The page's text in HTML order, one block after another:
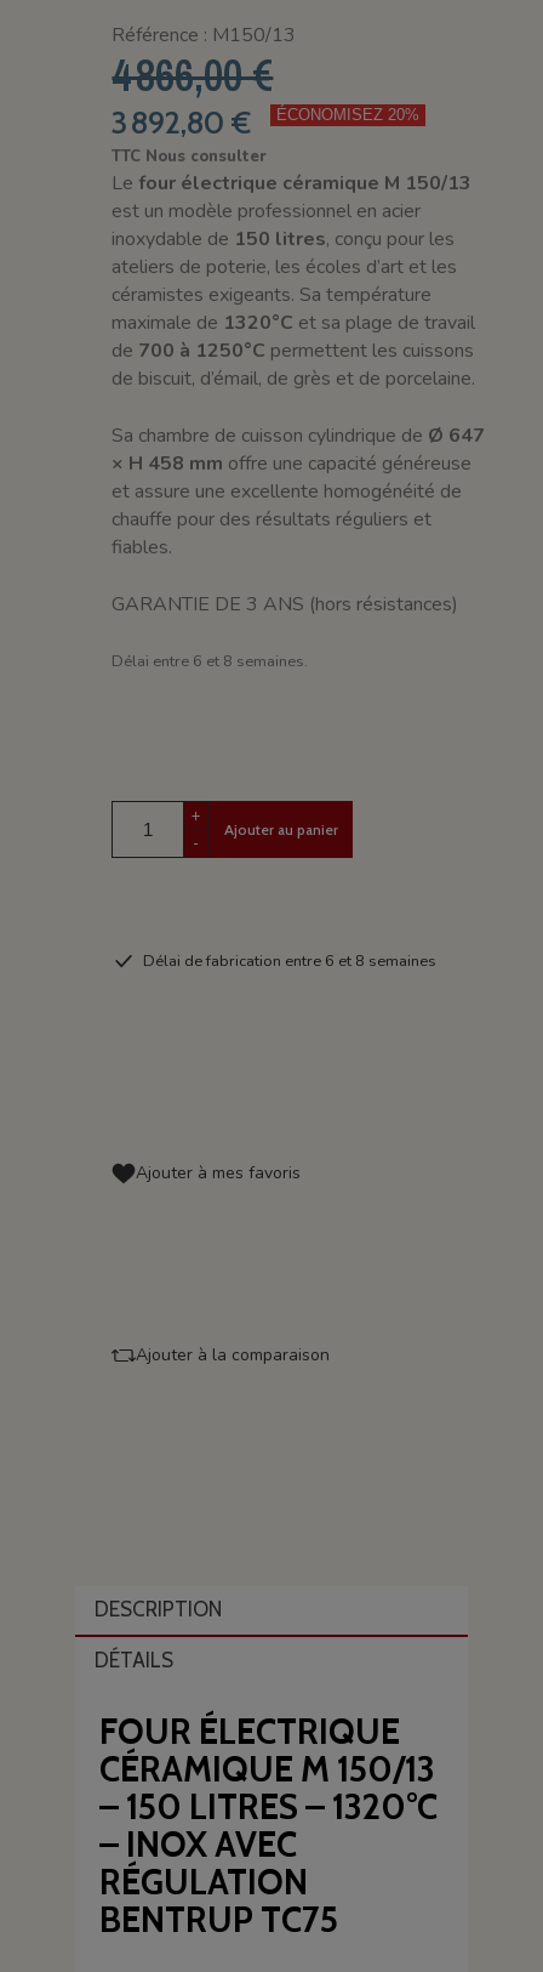
Référence : M150/13
4 866,00 €
3 892,80 € ÉCONOMISEZ 20%
TTC Nous consulter
Lefour électrique céramique M 150/13
est un modèle professionnel en acier
inoxydable de 150 litres, conçu pour les
ateliers de poterie, les écoles d’art et les
céramistes exigeants. Sa température
maximale de 1320°C et sa plage de travail
de 700 à 1250°C permettent les cuissons
de biscuit, d’émail, de grès et de porcelaine.
Sa chambre de cuisson cylindrique de Ø 647
× H 458 mm offre une capacité généreuse
et assure une excellente homogénéité de
chauffe pour des résultats réguliers et
fiables.
GARANTIE DE 3 ANS (hors résistances)
Délai entre 6 et 8 semaines.
+
-
Ajouter au panier
Délai de fabrication entre 6 et 8 semaines
Ajouter à mes favoris
Ajouter à la comparaison
DESCRIPTION
DÉTAILS
FOUR ÉLECTRIQUE
CÉRAMIQUE M 150/13
– 150 LITRES – 1320°C
– INOX AVEC
RÉGULATION
BENTRUP TC75